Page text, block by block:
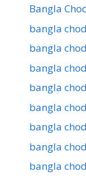
Bangla
bangla
bangla
bangla
bangla
bangla
bangla
bangla
bangla